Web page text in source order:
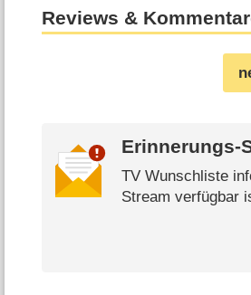
Reviews &
Erinnerungs-
TV Wunschliste
Stream verfügbar